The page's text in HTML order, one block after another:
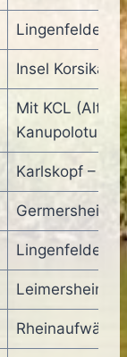
Lingenfelder
Insel Korsika
Mit KCL
Karlskopf –
Germersheim
Lingenfelder
Leimersheim –
Rheinaufwärts